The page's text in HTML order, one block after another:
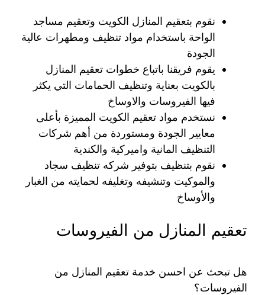
نقوم بتعقيم المنازل الكويت وتعقيم مساجد
الواحة باستخدام مواد تنظيف ومطهرات عالية
الجودة
يقوم فريقنا باتباع خطوات تعقيم المنازل
بالكويت بعناية وتنظيف الحمامات التي يكثر
فيها الفيروسات والاوساخ
نستخدم مواد تعقيم الكويت المميزة بأعلى
معايير الجودة ومستوردة من أهم شركات
التنظيف المانية واميركية والكندية
نقوم بتنظيف بتوفير شركه تنظيف سجاد
والموكيت وتنشيفه وتغليفه لحمايته من الغبار
والأوساخ
تعقيم المنازل من الفيروسات
هل تبحث عن احسن خدمة تعقيم المنازل من
الفيروسات؟